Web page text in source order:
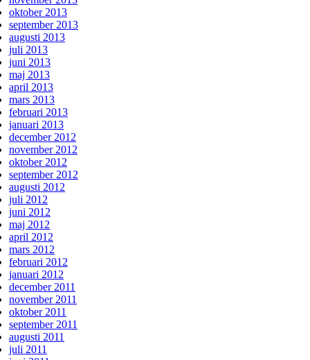
oktober 2013
september 2013
augusti 2013
juli 2013
juni 2013
maj 2013
april 2013
mars 2013
februari 2013
januari 2013
december 2012
november 2012
oktober 2012
september 2012
augusti 2012
juli 2012
juni 2012
maj 2012
april 2012
mars 2012
februari 2012
januari 2012
december 2011
november 2011
oktober 2011
september 2011
augusti 2011
juli 2011